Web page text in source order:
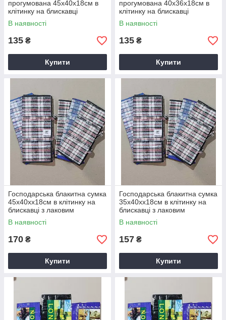
прогумована 45х40х18см в
клітинку на блискавці
В наявності
135 ₴
Купити
прогумована 40х36х18см в
клітинку на блискавці
В наявності
135 ₴
Купити
Господарська блакитна сумка
45х40хх18см в клітинку на
блискавці з лаковим
покриттям
В наявності
170 ₴
Купити
Господарська блакитна сумка
35х40хх18см в клітинку на
блискавці з лаковим
покриттям
В наявності
157 ₴
Купити